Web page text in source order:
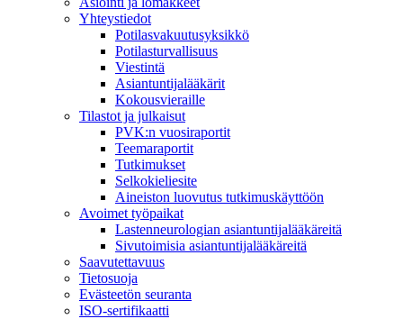
Yhteystiedot
Potilasvakuutusyksikkö
Potilasturvallisuus
Viestintä
Asiantuntijalääkärit
Kokousvieraille
Tilastot ja julkaisut
PVK:n vuosiraportit
Teemaraportit
Tutkimukset
Selkokieliesite
Aineiston luovutus tutkimuskäyttöön
Avoimet työpaikat
Lastenneurologian asiantuntijalääkäreitä
Sivutoimisia asiantuntijalääkäreitä
Saavutettavuus
Tietosuoja
Evästeetön seuranta
ISO-sertifikaatti